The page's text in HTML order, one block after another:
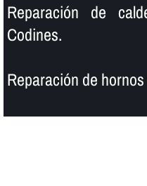
Reparación de
Codines.
Reparación de